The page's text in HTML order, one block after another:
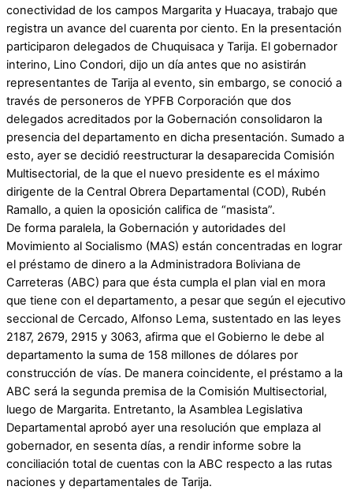
conectividad de los campos Margarita y Huacaya, trabajo que
registra un avance del cuarenta por ciento. En la presentación
participaron delegados de Chuquisaca y Tarija. El gobernador
interino, Lino Condori, dijo un día antes que no asistirán
representantes de Tarija al evento, sin embargo, se conoció a
través de personeros de YPFB Corporación que dos
delegados acreditados por la Gobernación consolidaron la
presencia del departamento en dicha presentación. Sumado a
esto, ayer se decidió reestructurar la desaparecida Comisión
Multisectorial, de la que el nuevo presidente es el máximo
dirigente de la Central Obrera Departamental (COD), Rubén
Ramallo, a quien la oposición califica de “masista”.
De forma paralela, la Gobernación y autoridades del
Movimiento al Socialismo (MAS) están concentradas en lograr
el préstamo de dinero a la Administradora Boliviana de
Carreteras (ABC) para que ésta cumpla el plan vial en mora
que tiene con el departamento, a pesar que según el ejecutivo
seccional de Cercado, Alfonso Lema, sustentado en las leyes
2187, 2679, 2915 y 3063, afirma que el Gobierno le debe al
departamento la suma de 158 millones de dólares por
construcción de vías. De manera coincidente, el préstamo a la
ABC será la segunda premisa de la Comisión Multisectorial,
luego de Margarita. Entretanto, la Asamblea Legislativa
Departamental aprobó ayer una resolución que emplaza al
gobernador, en sesenta días, a rendir informe sobre la
conciliación total de cuentas con la ABC respecto a las rutas
naciones y departamentales de Tarija.